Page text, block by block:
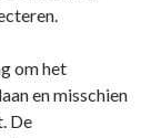
om het
en misschien
De